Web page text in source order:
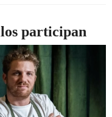
participan